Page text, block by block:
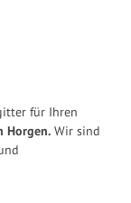
für Ihren
Horgen. Wir sind